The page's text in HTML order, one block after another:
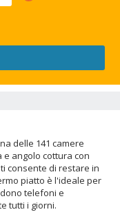
della
genitori o tutori,
della struttura sono
sono a cura di un
La
Spiaggia nelle
CHIUDI
delle 141 camere
angolo cottura con
consente di restare in
piatto è l'ideale per
telefoni e
tutti i giorni.